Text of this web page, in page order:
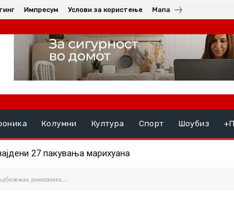
Импресум Услови за користење Мапа
Колумни Култура Спорт Шоубиз
27 пакувања марихуана
(19) ПО СКАЛИ, момчето се здобило со тешки
денешната...